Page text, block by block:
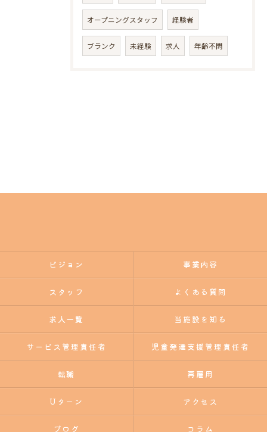
オープニングスタッフ 経験者
ブランク 未経験 求人 年齢不問
ビジョン 事業内容
スタッフ よくある質問
求人一覧 当施設を知る
サービス管理責任者 児童発達支援管理責任者
転職 再雇用
Uターン アクセス
ブログ コラム